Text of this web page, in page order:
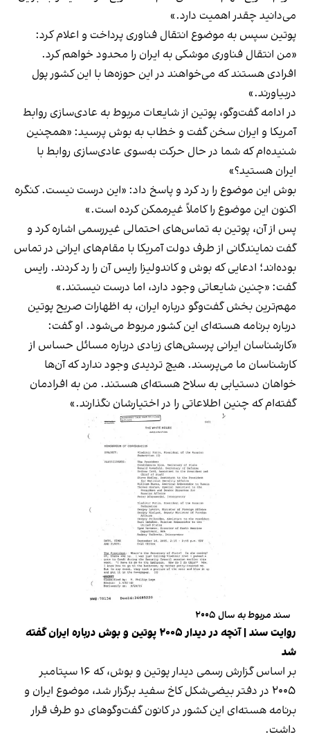
می‌دانید چقدر اهمیت دارد.»
پوتین سپس به موضوع انتقال فناوری پرداخت و اعلام کرد:
«من انتقال فناوری موشکی به ایران را محدود خواهم کرد.
افرادی هستند که می‌خواهند در این حوزه‌ها با این کشور پول
دربیاورند.»
در ادامه گفت‌وگو، پوتین از شایعات مربوط به عادی‌سازی روابط
آمریکا و ایران سخن گفت و خطاب به بوش پرسید: «همچنین
شنیده‌ام که شما در حال حرکت به‌سوی عادی‌سازی روابط با
ایران هستید؟»
بوش این موضوع را رد کرد و پاسخ داد: «این درست نیست. کنگره
اکنون این موضوع را کاملاً غیرممکن کرده است.»
پس از آن، پوتین به تماس‌های احتمالی غیررسمی اشاره کرد و
گفت نمایندگانی از طرف دولت آمریکا با مقام‌های ایرانی در تماس
بوده‌اند؛ ادعایی که بوش و کاندولیزا رایس آن را رد کردند. رایس
گفت: «چنین شایعاتی وجود دارد، اما درست نیستند.»
مهم‌ترین بخش گفت‌وگو درباره ایران، به اظهارات صریح پوتین
درباره برنامه هسته‌ای این کشور مربوط می‌شود. او گفت:
«کارشناسان ایرانی پرسش‌های زیادی درباره مسائل حساس از
کارشناسان ما می‌پرسند. هیچ تردیدی وجود ندارد که آن‌ها
خواهان دستیابی به سلاح هسته‌ای هستند. من به افرادمان
گفته‌ام که چنین اطلاعاتی را در اختیارشان نگذارند.»
سند مربوط به سال ۲۰۰۵
روایت سند | آنچه در دیدار ۲۰۰۵ پوتین و بوش درباره ایران گفته
شد
بر اساس گزارش رسمی دیدار پوتین و بوش، که ۱۶ سپتامبر
۲۰۰۵ در دفتر بیضی‌شکل کاخ سفید برگزار شد، موضوع ایران و
برنامه هسته‌ای این کشور در کانون گفت‌وگوهای دو طرف قرار
داشت.